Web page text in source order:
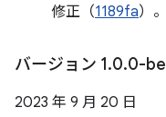
修正（1189fa）。
バージョン 1.0.0-
2023 年 9 月 20 日